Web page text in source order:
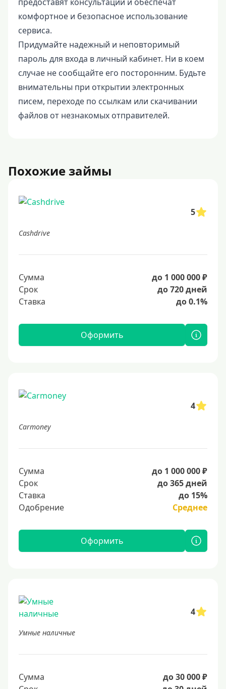
комфортное и безопасное использование
сервиса.
Придумайте надежный и неповторимый
пароль для входа в личный кабинет. Ни в коем
случае не сообщайте его посторонним. Будьте
внимательны при открытии электронных
писем, переходе по ссылкам или скачивании
файлов от незнакомых отправителей.
Похожие займы
5
Cashdrive
Сумма
до 1 000 000 ₽
Срок
до 720 дней
Ставка
до 0.1%
Оформить
4
Carmoney
Сумма
до 1 000 000 ₽
Срок
до 365 дней
Ставка
до 15%
Одобрение
Среднее
Оформить
4
Умные наличные
Сумма
до 30 000 ₽